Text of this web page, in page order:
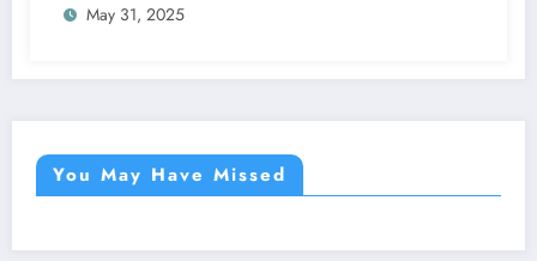
May 31, 2025
You May Have Missed